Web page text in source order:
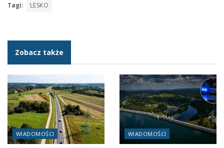
Tagi: LESKO
Zobacz także
WIADOMOŚCI WIADOMOŚCI